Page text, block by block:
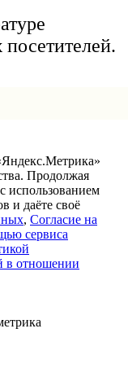
посетителей.
Продолжая
использованием
и даёте своё
, Согласие на
сервиса
в отношении